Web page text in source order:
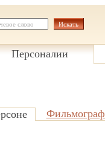
Персоналии